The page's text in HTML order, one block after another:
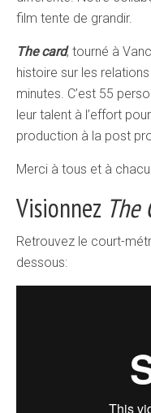
film tente de grandir.
The card, tourné à
histoire sur les
minutes. C’est 55
leur talent à l’effort
production à la post
Merci à tous et à
Visionnez The
Retrouvez le court-
dessous: